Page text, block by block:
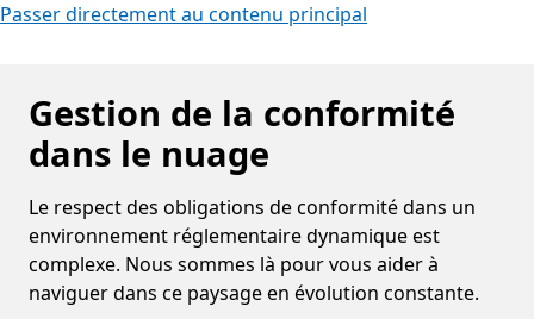
Passer directement au contenu principal
Gestion de la conformité
dans le nuage
Le respect des obligations de conformité dans un
environnement réglementaire dynamique est
complexe. Nous sommes là pour vous aider à
naviguer dans ce paysage en évolution constante.